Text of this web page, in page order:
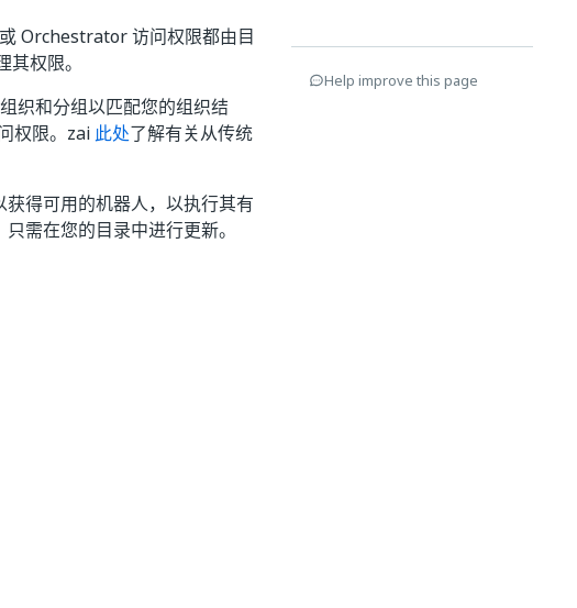
Orchestrator 访问权限都由目
权限。
织和分组以匹配您的组织结
权限。zai此处了解有关从传统
得可用的机器人，以执行其有
需在您的目录中进行更新。
Help improve this page